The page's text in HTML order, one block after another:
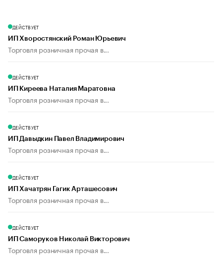
ДЕЙСТВУЕТ
ИП Хворостянский Роман Юрьевич
Торговля розничная прочая в...
ДЕЙСТВУЕТ
ИП Киреева Наталия Маратовна
Торговля розничная прочая в...
ДЕЙСТВУЕТ
ИП Давыдкин Павел Владимирович
Торговля розничная прочая в...
ДЕЙСТВУЕТ
ИП Хачатрян Гагик Арташесович
Торговля розничная прочая в...
ДЕЙСТВУЕТ
ИП Саморуков Николай Викторович
Торговля розничная прочая в...